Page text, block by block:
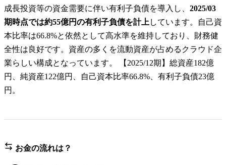
成長投資等の資金需要に伴い有利子負債を導入し、 2025/03
期時点では約55億円の有利子負債を計上 しています。自己資
本比率は66.8%と依然として高水準を維持しており、財務健
全性は良好です。資産の多くを流動資産が占めるクラウド企
業らしい構成となっています。 【2025/12期】総資産182億
円、純資産122億円、自己資本比率66.8%、有利子負債23億
円。
お金の流れは？